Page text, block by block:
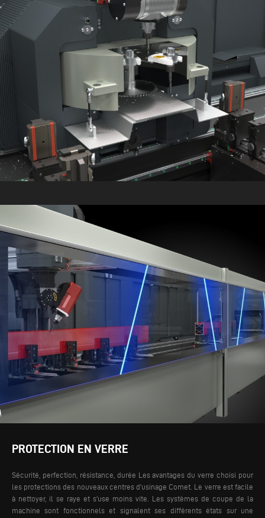
PROTECTION EN VERRE
Sécurité, perfection, résistance, durée Les avantages du verre choisi pour
les protections des nouveaux centres d'usinage Comet. Le verre est facile
à nettoyer, il se raye et s'use moins vite. Les systèmes de coupe de la
machine sont fonctionnels et signalent ses différents états sur une